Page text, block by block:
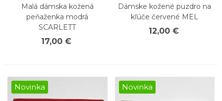
Malá dámska kožená
peňaženka modrá
SCARLETT
17,00 €
Dámske kožené puzdro na
kľúče červené MEL
12,00 €
Novinka Novinka